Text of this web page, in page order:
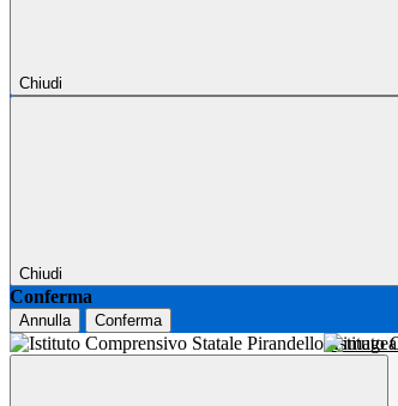
Chiudi
Chiudi
Conferma
Annulla Conferma
Istituto